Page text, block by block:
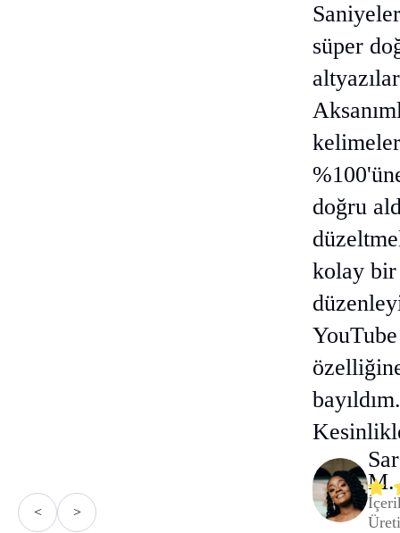
< >
süper
doğru
kolay bir
bayıldım.
M.